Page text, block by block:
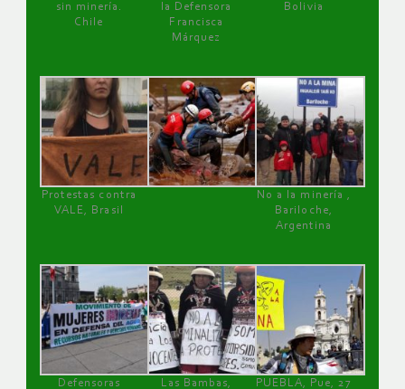
sin minería.
Chile
la Defensora
Francisca
Márquez
Bolivia
Protestas contra
VALE, Brasil
No a la minería ,
Bariloche,
Argentina
Defensoras
Las Bambas,
PUEBLA, Pue, 27